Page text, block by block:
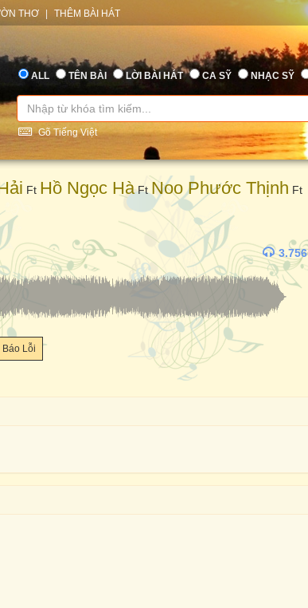
THƠ THÊM BÀI HÁT
ALL TÊN BÀI LỜI BÀI HÁT CA SỸ NHẠC SỸ
Gõ Tiếng Việt
Ft Hồ Ngọc HàFt Noo Phước Thịnh Ft
3.756
Báo Lỗi